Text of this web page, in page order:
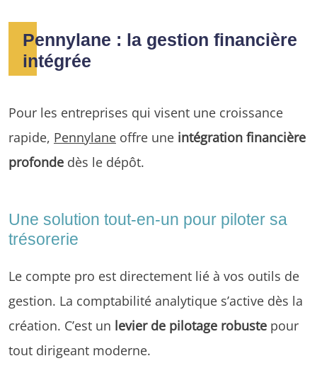
Pennylane : la gestion financière
intégrée
Pour les entreprises qui visent une croissance
rapide, Pennylane offre une intégration financière
profonde dès le dépôt.
Une solution tout-en-un pour piloter sa
trésorerie
Le compte pro est directement lié à vos outils de
gestion. La comptabilité analytique s’active dès la
création. C’est un levier de pilotage robuste pour
tout dirigeant moderne.